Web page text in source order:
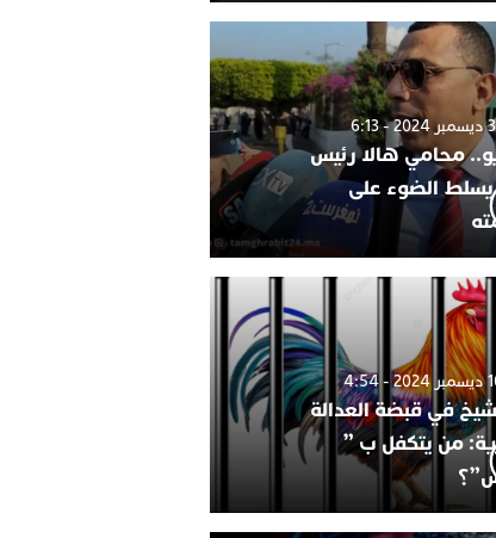
محامي هالا رئيس
يسلط الضوء على
في قبضة العدالة
من يتكفل ب ”